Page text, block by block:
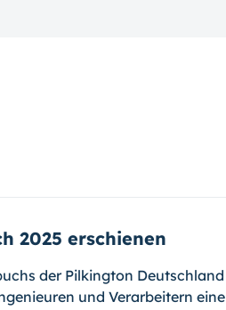
2025 erschienen
der Pilkington Deutschland
und Verarbeitern eine